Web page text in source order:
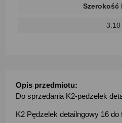
Szerokość
3.10
Opis przedmiotu:
Do sprzedania K2-pedzelek
K2 Pędzelek detailngowy 16